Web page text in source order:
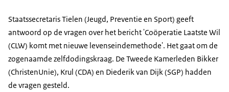
Staatssecretaris Tielen (Jeugd, Preventie en Sport) geeft
antwoord op de vragen over het bericht 'Coöperatie Laatste Wil
(CLW) komt met nieuwe levenseindemethode'. Het gaat om de
zogenaamde zelfdodingskraag. De Tweede Kamerleden Bikker
(ChristenUnie), Krul (CDA) en Diederik van Dijk (SGP) hadden
de vragen gesteld.